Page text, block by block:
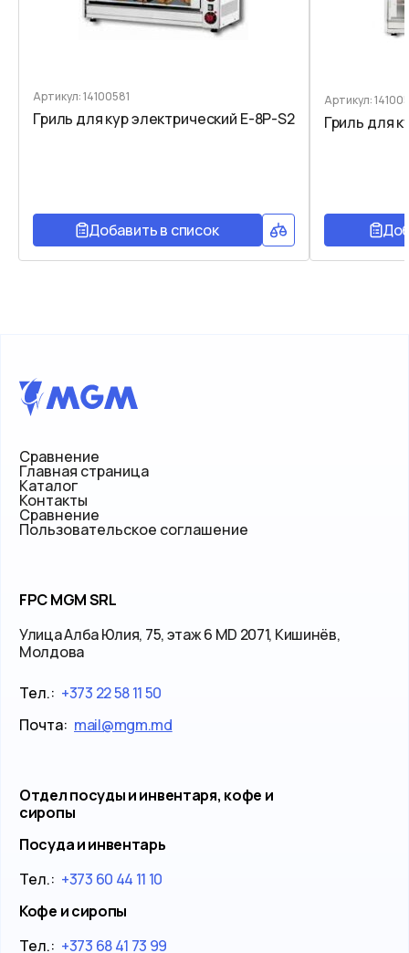
Артикул: 14100581
Гриль для кур электрический E-8P-S2
Добавить в список
Артикул:
Гриль для
Сравнение
Главная страница
Каталог
Контакты
Сравнение
Пользовательское соглашение
FPC MGM SRL
Улица Алба Юлия, 75, этаж 6 MD 2071, Кишинёв,
Молдова
Тел.: +373 22 58 11 50
Почта: mail@mgm.md
Отдел посуды и инвентаря, кофе и
сиропы
Посуда и инвентарь
Тел.: +373 60 44 11 10
Кофе и сиропы
Тел.: +373 68 41 73 99